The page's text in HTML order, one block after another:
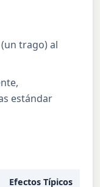
(un trago) al
estándar
Efectos Típicos